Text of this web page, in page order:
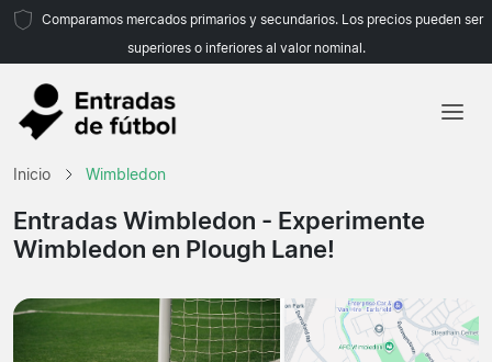
Comparamos mercados primarios y secundarios. Los precios pueden ser
superiores o inferiores al valor nominal.
Equipos
Ligas
Inicio Wimbledon
Entradas Wimbledon - Experimente
Wimbledon en Plough Lane!